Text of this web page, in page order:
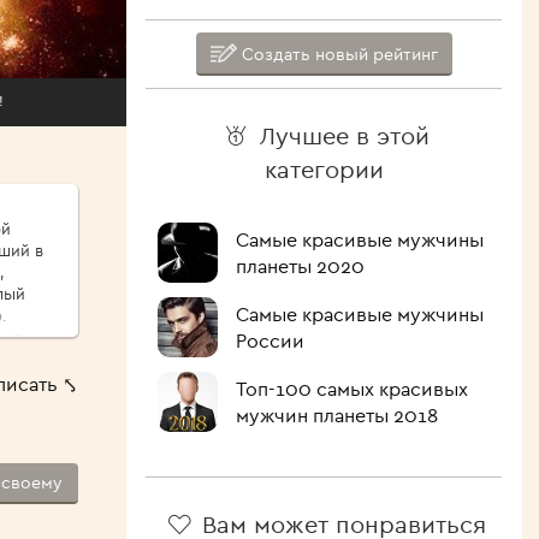
в
⤣
Создать новый рейтинг
Лучшее в этой
категории
Самые красивые мужчины
планеты 2020
Самые красивые мужчины
России
Топ-100 самых красивых
мужчин планеты 2018
Вам может понравиться